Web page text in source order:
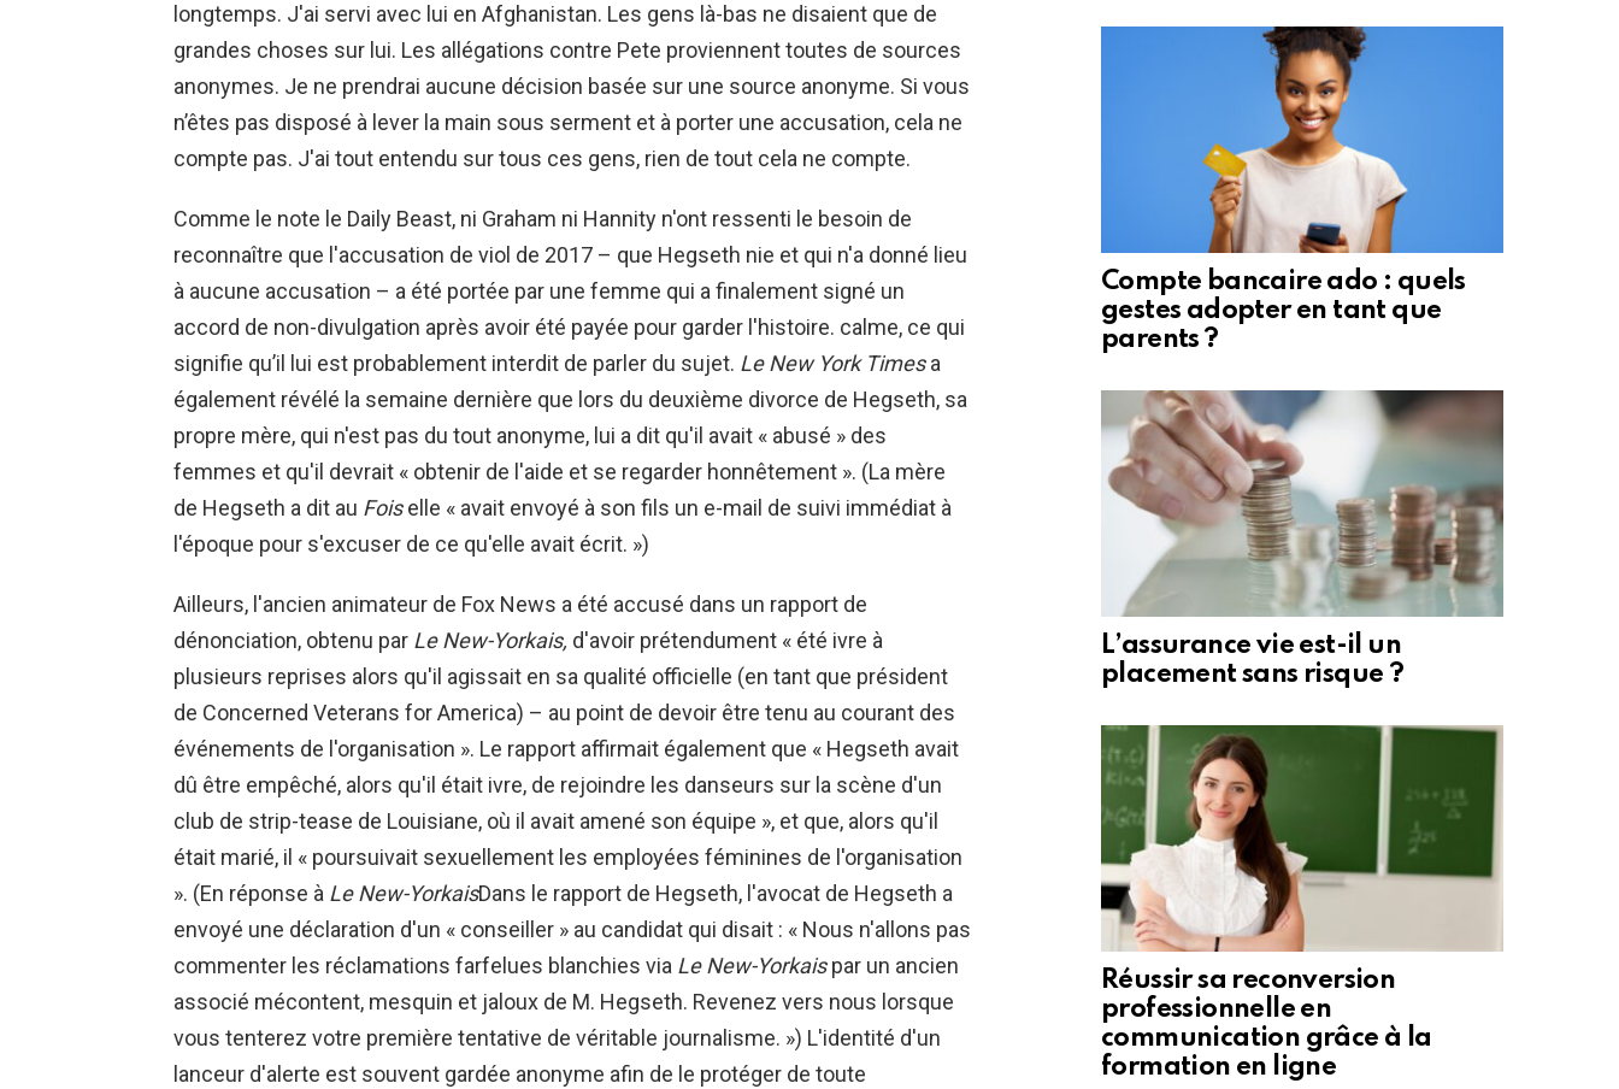
longtemps. J'ai servi avec lui en Afghanistan. Les gens là-bas ne disaient que de
grandes choses sur lui. Les allégations contre Pete proviennent toutes de sources
anonymes. Je ne prendrai aucune décision basée sur une source anonyme. Si vous
n’êtes pas disposé à lever la main sous serment et à porter une accusation, cela ne
compte pas. J'ai tout entendu sur tous ces gens, rien de tout cela ne compte.
Comme le note le Daily Beast, ni Graham ni Hannity n'ont ressenti le besoin de
reconnaître que l'accusation de viol de 2017 – que Hegseth nie et qui n'a donné lieu
à aucune accusation – a été portée par une femme qui a finalement signé un
accord de non-divulgation après avoir été payée pour garder l'histoire. calme, ce qui
signifie qu’il lui est probablement interdit de parler du sujet. Le New York Timesa
également révélé la semaine dernière que lors du deuxième divorce de Hegseth, sa
propre mère, qui n'est pas du tout anonyme, lui a dit qu'il avait « abusé » des
femmes et qu'il devrait « obtenir de l'aide et se regarder honnêtement ». (La mère
de Hegseth a dit au Foiselle « avait envoyé à son fils un e-mail de suivi immédiat à
l'époque pour s'excuser de ce qu'elle avait écrit. »)
Ailleurs, l'ancien animateur de Fox News a été accusé dans un rapport de
dénonciation, obtenu par Le New-Yorkais, d'avoir prétendument « été ivre à
plusieurs reprises alors qu'il agissait en sa qualité officielle (en tant que président
de Concerned Veterans for America) – au point de devoir être tenu au courant des
événements de l'organisation ». Le rapport affirmait également que « Hegseth avait
dû être empêché, alors qu'il était ivre, de rejoindre les danseurs sur la scène d'un
club de strip-tease de Louisiane, où il avait amené son équipe », et que, alors qu'il
était marié, il « poursuivait sexuellement les employées féminines de l'organisation
». (En réponse à Le New-YorkaisDans le rapport de Hegseth, l'avocat de Hegseth a
envoyé une déclaration d'un « conseiller » au candidat qui disait : « Nous n'allons pas
commenter les réclamations farfelues blanchies via Le New-Yorkaispar un ancien
associé mécontent, mesquin et jaloux de M. Hegseth. Revenez vers nous lorsque
vous tenterez votre première tentative de véritable journalisme. ») L'identité d'un
lanceur d'alerte est souvent gardée anonyme afin de le protéger de toute
Compte bancaire ado : quels
gestes adopter en tant que
parents ?
L’assurance vie est-il un
placement sans risque ?
Réussir sa reconversion
professionnelle en
communication grâce à la
formation en ligne